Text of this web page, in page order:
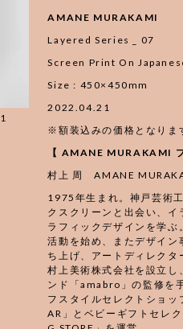
1
AMANE MURAKAMI
Layered Series _ 07
Screen Print On
Size : 450×450mm
2022.04.21
※額装込みの価格となりま
【 AMANE MURAKAMI
村上 周 AMANE
1975年生まれ。神戸芸術
クスクリーンと出会い、イ
ラフィックデザインを学ぶ
活動を始め、またデザイン
ち上げ、アートディレクタ
村上美術株式会社を設立し
ンド「amabro」の監修を
フスタイルセレクトショ
AR」とベビーギフトセレ